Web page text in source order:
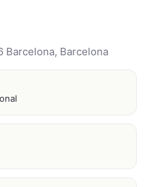
Barcelona, Barcelona